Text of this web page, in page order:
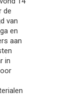
de
van
en
aan
in